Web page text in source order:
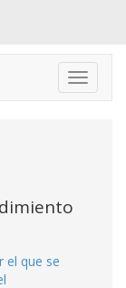
Toggle
el que se